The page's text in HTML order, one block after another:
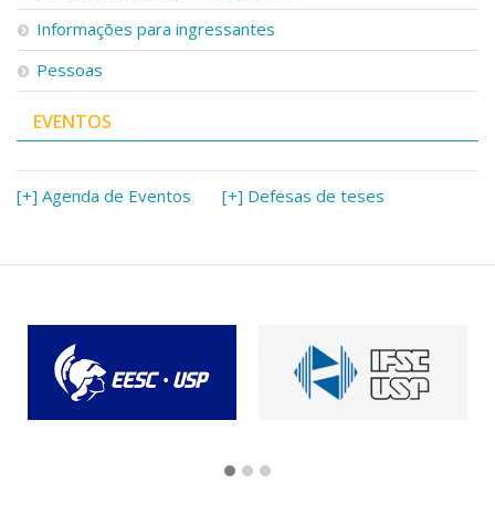
Informações para ingressantes
Pessoas
EVENTOS
[+] Agenda de Eventos [+] Defesas de teses